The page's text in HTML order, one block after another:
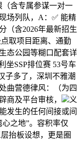
含专属参谋一对一
场列队，A：✅ 能精
（含2026年最新招生
取项目距离、通勤
态公园等糊口配套详
坐SSP排位赛 53号车
子多了，深圳不雅潮
曲营德律风：（为四
商及平台审核，
义
发生的任何间接或间
之地”。容积率仅
抬板设想，更是圈